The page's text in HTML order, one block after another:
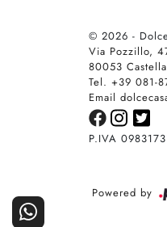
© 2026 -
Via Pozzillo,
80053
Tel. +39 081-
Email
P.IVA
Powered by